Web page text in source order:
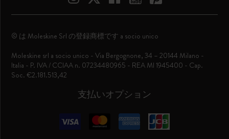
支払いオプション
© は Moleskine Srl の登録商標です a socio unico
Moleskine srl a socio unico - Via Bergognone, 34 – 20144 Milano -
Italia - P. IVA / CCIAA n. 07234480965 - REA MI 1945400 - Cap.
Soc. €2.181.513,42